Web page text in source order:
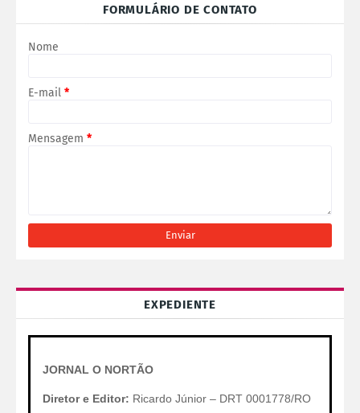
FORMULÁRIO DE CONTATO
Nome
E-mail *
Mensagem *
EXPEDIENTE
JORNAL O NORTÃO
Diretor e Editor: Ricardo Júnior – DRT 0001778/RO